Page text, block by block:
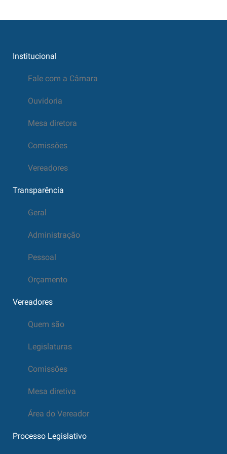
Institucional
Fale com a Câmara
Ouvidoria
Mesa diretora
Comissões
Vereadores
Transparência
Geral
Administração
Pessoal
Orçamento
Vereadores
Quem são
Legislaturas
Comissões
Mesa diretiva
Área do Vereador
Processo Legislativo